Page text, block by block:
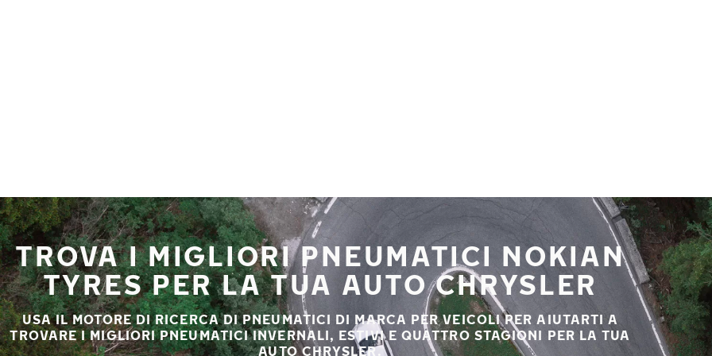
TROVA I MIGLIORI PNEUMATICI NOKIAN
TYRES PER LA TUA AUTO CHRYSLER
USA IL MOTORE DI RICERCA DI PNEUMATICI DI MARCA PER VEICOLI PER AIUTARTI A
TROVARE I MIGLIORI PNEUMATICI INVERNALI, ESTIVI E QUATTRO STAGIONI PER LA TUA
AUTO CHRYSLER.